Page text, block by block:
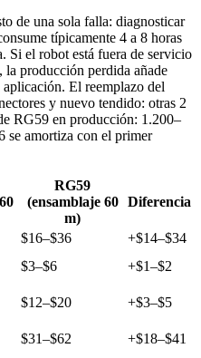
de una sola falla: diagnosticar
típicamente 4 a 8 horas
Si el robot está fuera de servicio
producción perdida añade
El reemplazo del
y nuevo tendido: otras 2
RG59 en producción: 1.200–
se amortiza con el primer
RG59
(ensamblaje 60
m)
Diferencia
$16–$36
+$14–$34
$3–$6
+$1–$2
$12–$20
+$3–$5
$31–$62
+$18–$41